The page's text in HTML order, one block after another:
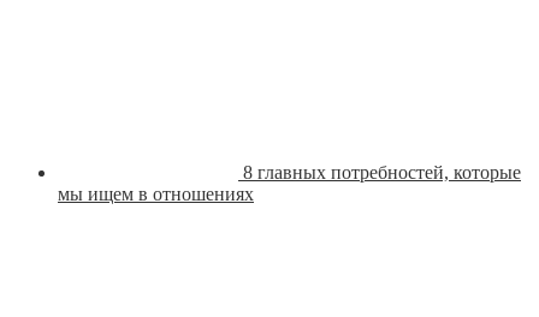
8 главных потребностей, которые
мы ищем в отношениях